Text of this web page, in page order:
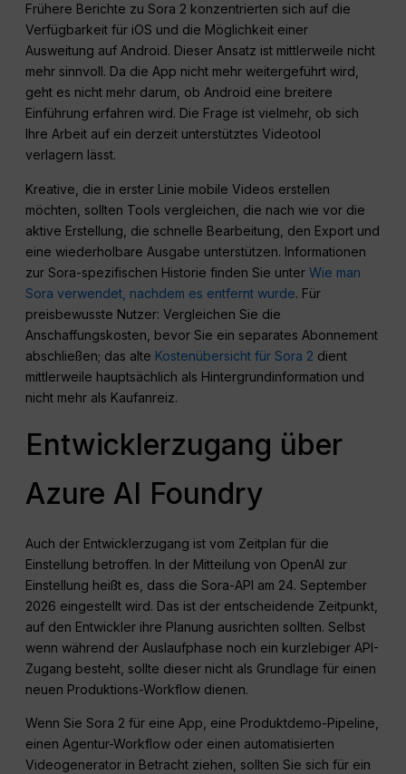
Frühere Berichte zu Sora 2 konzentrierten sich auf die
Verfügbarkeit für iOS und die Möglichkeit einer
Ausweitung auf Android. Dieser Ansatz ist mittlerweile nicht
mehr sinnvoll. Da die App nicht mehr weitergeführt wird,
geht es nicht mehr darum, ob Android eine breitere
Einführung erfahren wird. Die Frage ist vielmehr, ob sich
Ihre Arbeit auf ein derzeit unterstütztes Videotool
verlagern lässt.
Kreative, die in erster Linie mobile Videos erstellen
möchten, sollten Tools vergleichen, die nach wie vor die
aktive Erstellung, die schnelle Bearbeitung, den Export und
eine wiederholbare Ausgabe unterstützen. Informationen
zur Sora-spezifischen Historie finden Sie unterWie man
Sora verwendet, nachdem es entfernt wurde. Für
preisbewusste Nutzer: Vergleichen Sie die
Anschaffungskosten, bevor Sie ein separates Abonnement
abschließen; das alte Kostenübersicht für Sora 2 dient
mittlerweile hauptsächlich als Hintergrundinformation und
nicht mehr als Kaufanreiz.
Entwicklerzugang über
Azure AI Foundry
Auch der Entwicklerzugang ist vom Zeitplan für die
Einstellung betroffen. In der Mitteilung von OpenAI zur
Einstellung heißt es, dass die Sora-API am 24. September
2026 eingestellt wird. Das ist der entscheidende Zeitpunkt,
auf den Entwickler ihre Planung ausrichten sollten. Selbst
wenn während der Auslaufphase noch ein kurzlebiger API-
Zugang besteht, sollte dieser nicht als Grundlage für einen
neuen Produktions-Workflow dienen.
Wenn Sie Sora 2 für eine App, eine Produktdemo-Pipeline,
einen Agentur-Workflow oder einen automatisierten
Videogenerator in Betracht ziehen, sollten Sie sich für ein